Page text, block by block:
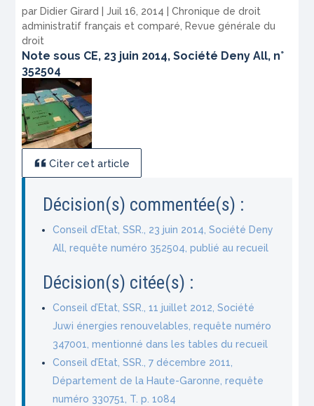
par Didier Girard |Juil 16, 2014 |Chronique de droit
administratif français et comparé, Revue générale du
droit
Note sous CE, 23 juin 2014, Société Deny All, n°
352504
Citer cet article
Décision(s) commentée(s) :
Conseil d’Etat, SSR., 23 juin 2014, Société Deny
All, requête numéro 352504, publié au recueil
Décision(s) citée(s) :
Conseil d’Etat, SSR., 11 juillet 2012, Société
Juwi énergies renouvelables, requête numéro
347001, mentionné dans les tables du recueil
Conseil d’Etat, SSR., 7 décembre 2011,
Département de la Haute-Garonne, requête
numéro 330751, T. p. 1084